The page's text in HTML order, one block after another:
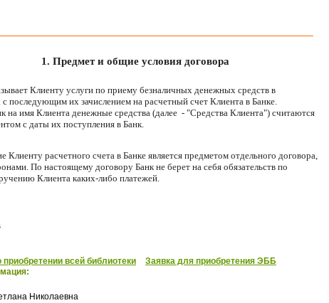
1. Предмет и общие условия договора
Клиенту услуги по приему безналичных денежных средств в
последующим их зачислением на расчетный счет Клиента в Банке.
на имя Клиента денежные средства (далее - "Средства Клиента") считаются
с даты их поступления в Банк.
Клиенту расчетного счета в Банке является предметом отдельного договора,
По настоящему договору Банк не берет на себя обязательств по
Клиента каких-либо платежей.
всей библиотеки
Заявка для приобретения ЭББ
Николаевна